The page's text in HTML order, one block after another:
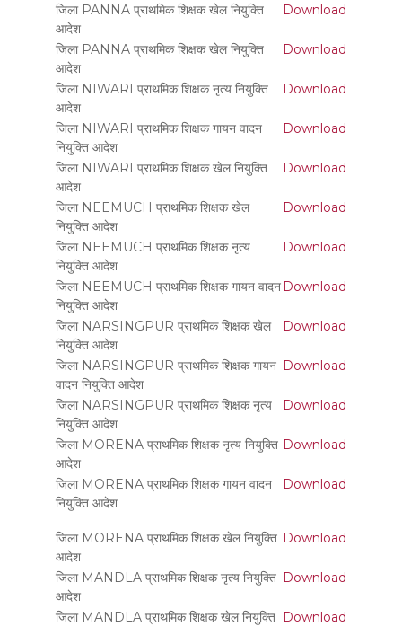
जिला PANNA प्राथमिक शिक्षक खेल नियुक्ति
आदेश
Download
जिला PANNA प्राथमिक शिक्षक खेल नियुक्ति
आदेश
Download
जिला NIWARI प्राथमिक शिक्षक नृत्य नियुक्ति
आदेश
Download
जिला NIWARI प्राथमिक शिक्षक गायन वादन
नियुक्ति आदेश
Download
जिला NIWARI प्राथमिक शिक्षक खेल नियुक्ति
आदेश
Download
जिला NEEMUCH प्राथमिक शिक्षक खेल
नियुक्ति आदेश
Download
जिला NEEMUCH प्राथमिक शिक्षक नृत्य
नियुक्ति आदेश
Download
जिला NEEMUCH प्राथमिक शिक्षक गायन वादन
नियुक्ति आदेश
Download
जिला NARSINGPUR प्राथमिक शिक्षक खेल
नियुक्ति आदेश
Download
जिला NARSINGPUR प्राथमिक शिक्षक गायन
वादन नियुक्ति आदेश
Download
जिला NARSINGPUR प्राथमिक शिक्षक नृत्य
नियुक्ति आदेश
Download
जिला MORENA प्राथमिक शिक्षक नृत्य नियुक्ति
आदेश
Download
जिला MORENA प्राथमिक शिक्षक गायन वादन
नियुक्ति आदेश
Download
जिला MORENA प्राथमिक शिक्षक खेल नियुक्ति
आदेश
Download
जिला MANDLA प्राथमिक शिक्षक नृत्य नियुक्ति
आदेश
Download
जिला MANDLA प्राथमिक शिक्षक खेल नियुक्ति Download